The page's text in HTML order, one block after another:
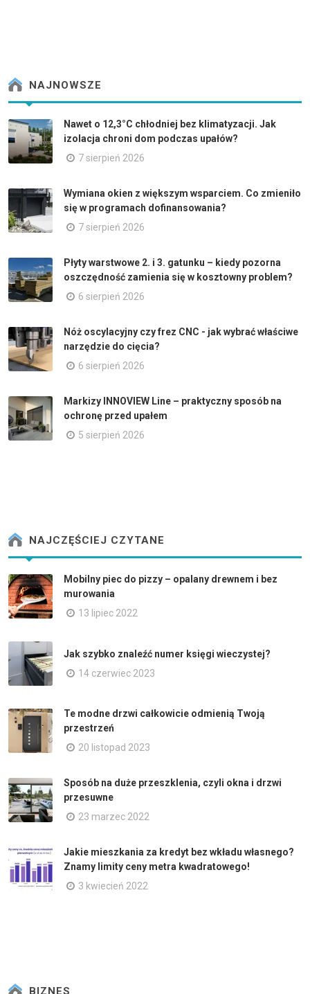
NAJNOWSZE
Nawet o 12,3°C chłodniej bez klimatyzacji. Jak
izolacja chroni dom podczas upałów?
7 sierpień 2026
Wymiana okien z większym wsparciem. Co zmieniło
się w programach dofinansowania?
7 sierpień 2026
Płyty warstwowe 2. i 3. gatunku – kiedy pozorna
oszczędność zamienia się w kosztowny problem?
6 sierpień 2026
Nóż oscylacyjny czy frez CNC - jak wybrać właściwe
narzędzie do cięcia?
6 sierpień 2026
Markizy INNOVIEW Line – praktyczny sposób na
ochronę przed upałem
5 sierpień 2026
NAJCZĘŚCIEJ CZYTANE
Mobilny piec do pizzy – opalany drewnem i bez
murowania
13 lipiec 2022
Jak szybko znaleźć numer księgi wieczystej?
14 czerwiec 2023
Te modne drzwi całkowicie odmienią Twoją
przestrzeń
20 listopad 2023
Sposób na duże przeszklenia, czyli okna i drzwi
przesuwne
23 marzec 2022
Jakie mieszkania za kredyt bez wkładu własnego?
Znamy limity ceny metra kwadratowego!
3 kwiecień 2022